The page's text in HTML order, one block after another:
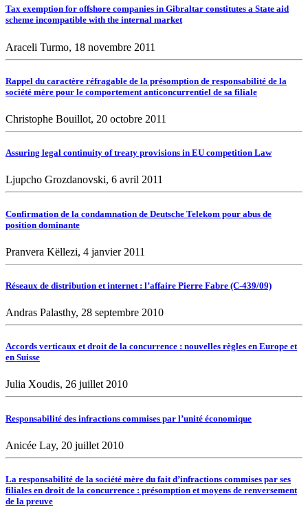
Tax exemption for offshore companies in Gibraltar constitutes a State aid
scheme incompatible with the internal market
Araceli Turmo, 18 novembre 2011
Rappel du caractère réfragable de la présomption de responsabilité de la
société mère pour le comportement anticoncurrentiel de sa filiale
Christophe Bouillot, 20 octobre 2011
Assuring legal continuity of treaty provisions in EU competition Law
Ljupcho Grozdanovski, 6 avril 2011
Confirmation de la condamnation de Deutsche Telekom pour abus de
position dominante
Pranvera Këllezi, 4 janvier 2011
Réseaux de distribution et internet : l’affaire Pierre Fabre (C-439/09)
Andras Palasthy, 28 septembre 2010
Accords verticaux et droit de la concurrence : nouvelles règles en Europe et
en Suisse
Julia Xoudis, 26 juillet 2010
Responsabilité des infractions commises par l’unité économique
Anicée Lay, 20 juillet 2010
La responsabilité de la société mère du fait d’infractions commises par ses
filiales en droit de la concurrence : présomption et moyens de renversement
de la preuve